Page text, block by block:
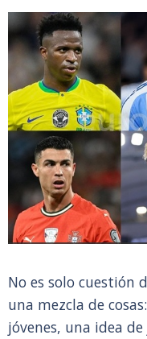
No es solo cuestión
una mezcla de
jóvenes, una idea